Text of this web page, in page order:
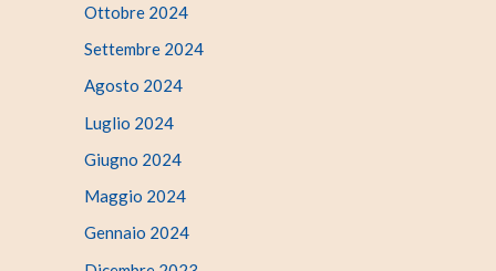
Ottobre 2024
Settembre 2024
Agosto 2024
Luglio 2024
Giugno 2024
Maggio 2024
Gennaio 2024